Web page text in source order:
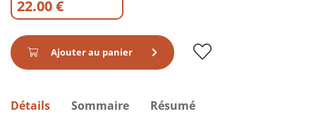
22.00 €
Ajouter au panier
Détails Sommaire Résumé